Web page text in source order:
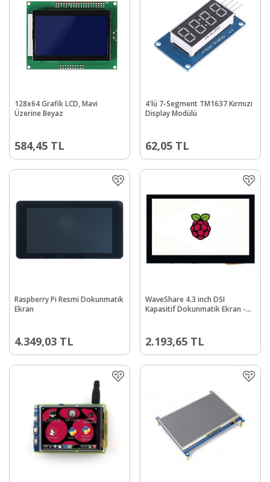
128x64 Grafik LCD, Mavi
Üzerine Beyaz
584,45 TL
4'lü 7-Segment TM1637 Kırmızı
Display Modülü
62,05 TL
Raspberry Pi Resmi Dokunmatik
Ekran
4.349,03 TL
WaveShare 4.3 inch DSI
Kapasitif Dokunmatik Ekran -
2.193,65 TL